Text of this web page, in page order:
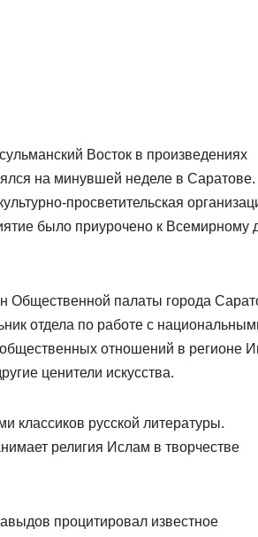
Восток в произведениях
на минувшей неделе в Саратове.
просветительская
было приурочено к Всемирному
Общественной палаты города
отдела по работе с
отношений в регионе
ценители искусства.
классиков русской литературы.
религия Ислам в творчестве
процитировал известное